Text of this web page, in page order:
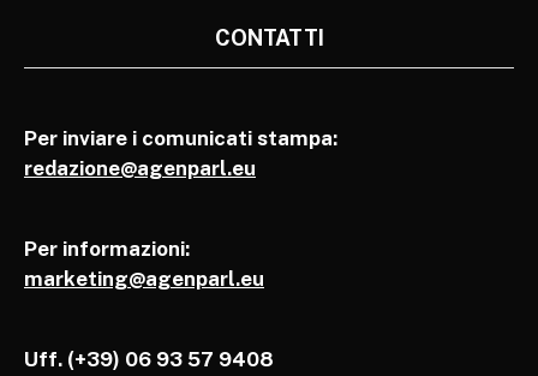
CONTATTI
Per inviare i comunicati stampa:
redazione@agenparl.eu
Per informazioni:
marketing@agenparl.eu
Uff. (+39) 06 93 57 9408